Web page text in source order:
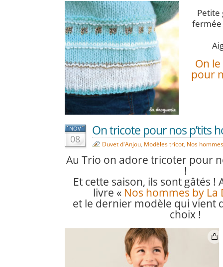
Petite
fermée
On
pour
NOV
08
On tricote pour nos p’tits
Duvet d'Anjou Modèles tricot Nos hommes
Au Trio on adore tricoter pour
!
Et cette saison, ils sont gâtés !
livre « Nos hommes by La
et le dernier modèle qui vient
choix !